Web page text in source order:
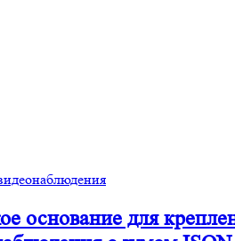
основание для